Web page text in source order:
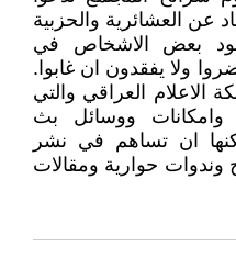
عن العشائرية والحزبية
بعض الاشخاص في
ولا يفقدون ان غابوا.
الاعلام العراقي والتي
وامكانات ووسائل بث
ان تساهم في نشر
وندوات حوارية ومقالات